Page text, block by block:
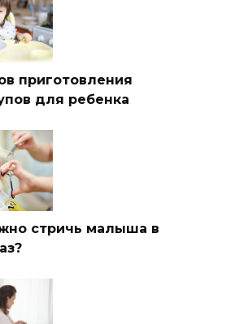
приготовления
для ребенка
стричь малыша в